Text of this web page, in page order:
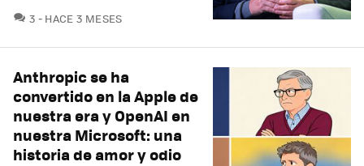
3 COMENTARIOS
HACE 3 MESES
Anthropic se ha
convertido en la Apple de
nuestra era y OpenAI en
nuestra Microsoft: una
historia de amor y odio